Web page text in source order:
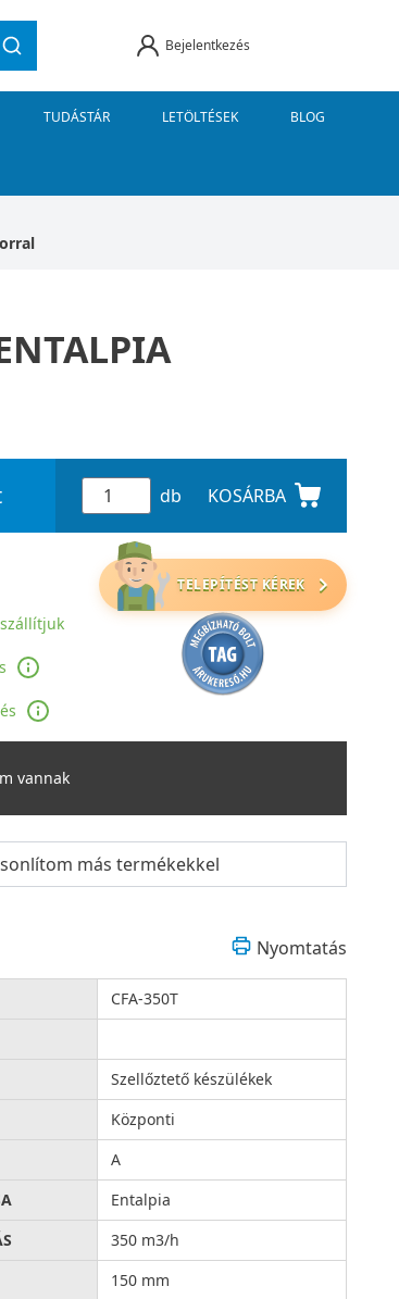
Bejelentkezés
TUDÁSTÁR LETÖLTÉSEK BLOG
db KOSÁRBA
TELEPÍTÉST KÉREK
vannak
más termékekkel
Nyomtatás
CFA-350T
Szellőztető készülékek
Központi
A
Entalpia
350 m3/h
150 mm